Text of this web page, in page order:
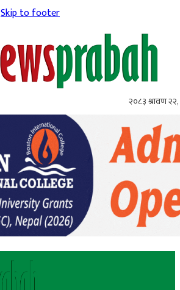
Skip to footer
२०८३ श्रावण २२,